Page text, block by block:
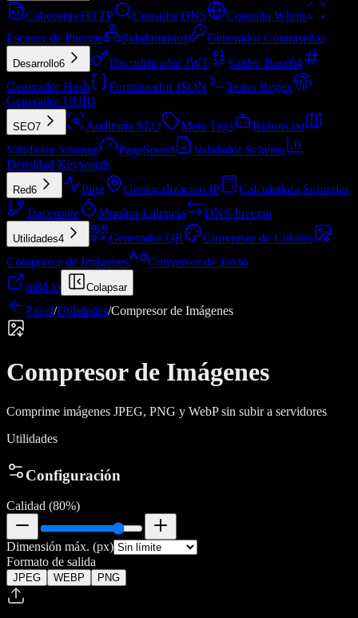
Cabeceras HTTP
Consulta DNS
Consulta Whois
Escaner de Puertos
Subdominios Generador Contraseñas
Desarrollo6 Decodificador JWT
Codec Base64
Generador Hash
Formateador JSON
Tester Regex
Generador UUID
SEO7 Auditoría SEO Meta Tags
Robots.txt
Validador Sitemap
PageSpeed
Validador Schema
Densidad Keywords
Red6 Ping Geolocalizacion IP
Calculadora Subredes
Traceroute
Monitor Latencia DNS Inverso
Utilidades4 Generador QR
Conversor de Colores
Compresor de Imágenes
Conversor de Texto
m8d.io
Colapsar
Panel/Utilidades/Compresor de Imágenes
Compresor de Imágenes
Comprime imágenes JPEG, PNG y WebP sin subir a servidores
Utilidades
Configuración
Calidad (80%)
Dimensión máx. (px)
Formato de salida
JPEG WEBP PNG